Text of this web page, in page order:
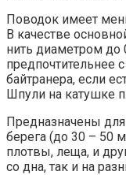
Поводок имеет
В качестве
нить диаметром до
предпочтительнее
байтранера, если
Шпули на катушке
Предназначены
берега (до 30 – 50
плотвы, леща, и
со дна, так и на